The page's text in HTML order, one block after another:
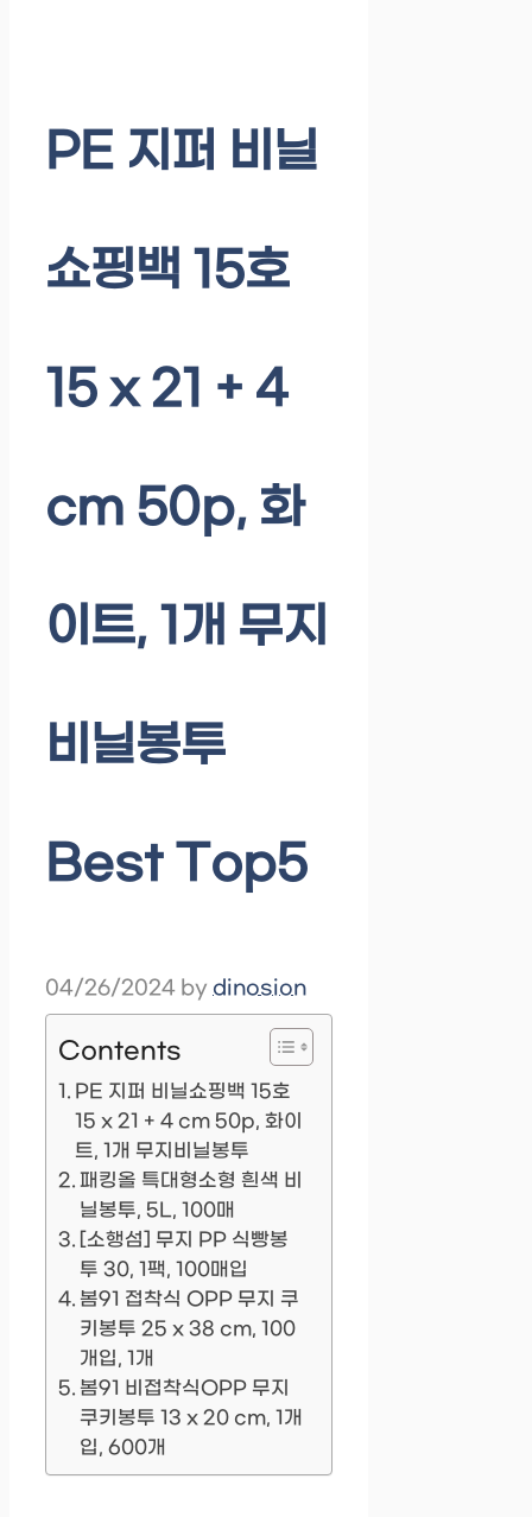
PE 지퍼 비닐
쇼핑백 15호
15 x 21 + 4
cm 50p, 화
이트, 1개 무지
비닐봉투
Best Top5
04/26/2024 by dinosion
Contents
PE 지퍼 비닐쇼핑백 15호
15 x 21 + 4 cm 50p, 화이
트, 1개 무지비닐봉투
패킹올 특대형소형 흰색 비
닐봉투, 5L, 100매
[소행섬] 무지 PP 식빵봉
투 30, 1팩, 100매입
봄91 접착식 OPP 무지 쿠
키봉투 25 x 38 cm, 100
개입, 1개
봄91 비접착식OPP 무지
쿠키봉투 13 x 20 cm, 1개
입, 600개